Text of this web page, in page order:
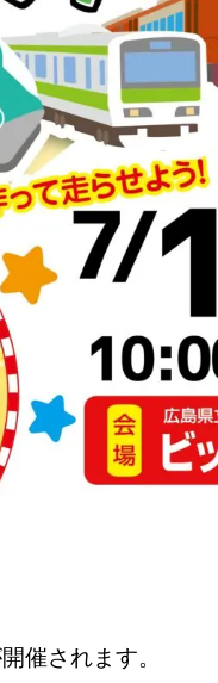
催されます。